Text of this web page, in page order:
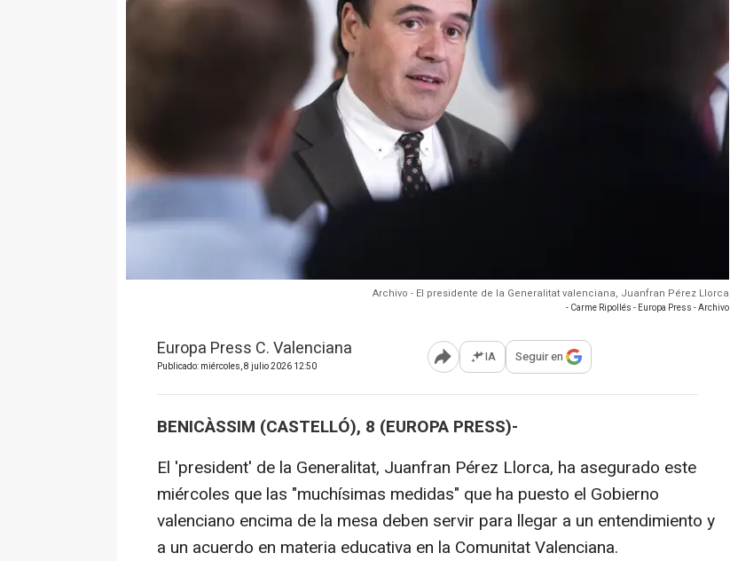
Archivo - El presidente de la Generalitat valenciana, Juanfran Pérez Llorca
- Carme Ripollés - Europa Press - Archivo
Europa Press C. Valenciana
Publicado: miércoles, 8 julio 2026 12:50 Abrir opciones para compartir
IA Seguir en
BENICÀSSIM (CASTELLÓ), 8 (EUROPA PRESS)-
El 'president' de la Generalitat, Juanfran Pérez Llorca, ha asegurado este
miércoles que las "muchísimas medidas" que ha puesto el Gobierno
valenciano encima de la mesa deben servir para llegar a un entendimiento y
a un acuerdo en materia educativa en la Comunitat Valenciana.